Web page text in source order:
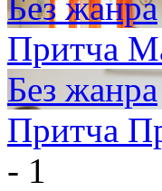
Притча
Без жанра
Притча
- 1